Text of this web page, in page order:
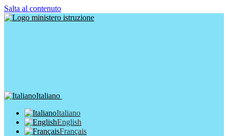
Salta al contenuto
Italiano
Italiano
English
Français